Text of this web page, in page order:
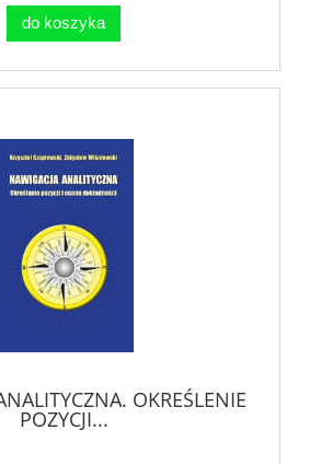
do koszyka
OKREŚLENIE
POZYCJI...